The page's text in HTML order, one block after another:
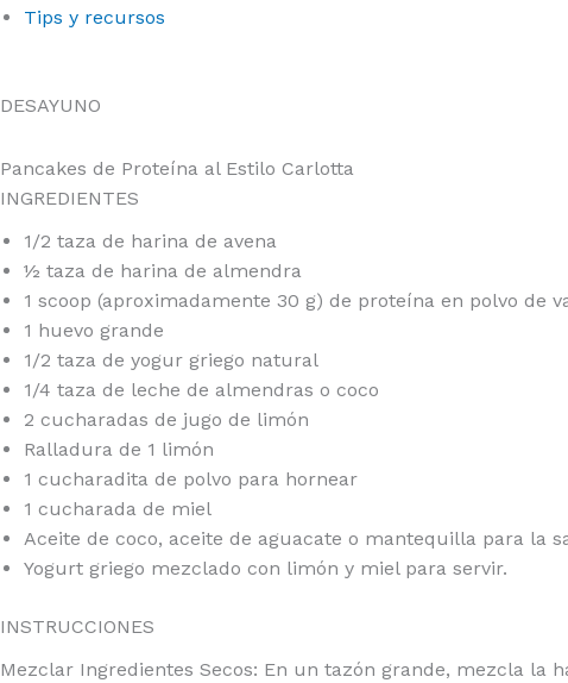
Tips y recursos
DESAYUNO
Pancakes de Proteína al Estilo Carlotta
INGREDIENTES
1/2 taza de harina de avena
½ taza de harina de almendra
1 scoop (aproximadamente 30 g) de proteína en polvo de
1 huevo grande
1/2 taza de yogur griego natural
1/4 taza de leche de almendras o coco
2 cucharadas de jugo de limón
Ralladura de 1 limón
1 cucharadita de polvo para hornear
1 cucharada de miel
Aceite de coco, aceite de aguacate o mantequilla para la
Yogurt griego mezclado con limón y miel para servir.
INSTRUCCIONES
Mezclar Ingredientes Secos: En un tazón grande, mezcla la